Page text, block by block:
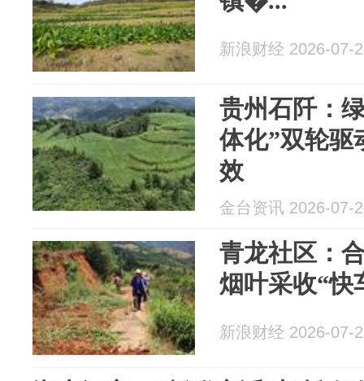
新浪财经 2026-07-
贵州石阡：
体化”双轮驱
效
金台资讯 2026-07-
青龙社区：
烟叶采收“快
新浪财经 2026-07-